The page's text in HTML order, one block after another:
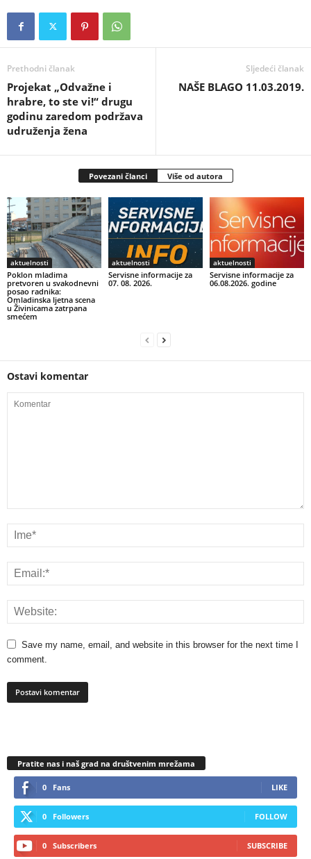
Prethodni članak
Projekat „Odvažne i
hrabre, to ste vi!“ drugu
godinu zaredom podržava
udruženja žena
Sljedeći članak
NAŠE BLAGO 11.03.2019.
Povezani članci Više od autora
aktuelnosti
Poklon mladima
pretvoren u svakodnevni
posao radnika:
Omladinska ljetna scena
u Živinicama zatrpana
smećem
aktuelnosti
Servisne informacije za
07. 08. 2026.
aktuelnosti
Servisne informacije za
06.08.2026. godine
Ostavi komentar
Save my name, email, and website in this browser for the next time I
comment.
Pratite nas i naš grad na društvenim mrežama
0 Fans LIKE
0 Followers FOLLOW
0 Subscribers SUBSCRIBE